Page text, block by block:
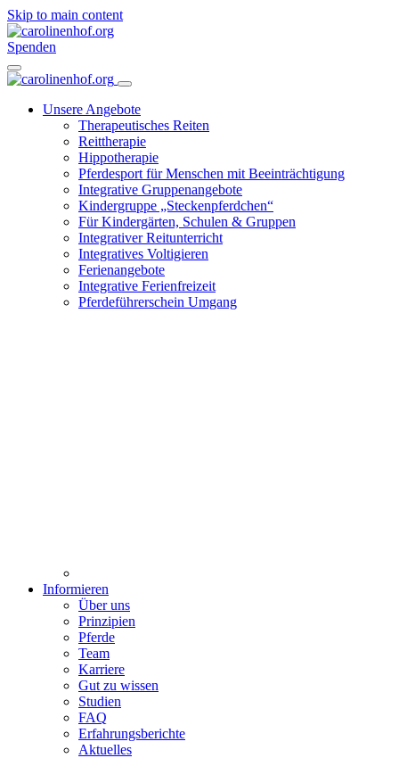
Skip to main content
Spenden
Unsere Angebote
Therapeutisches Reiten
Reittherapie
Hippotherapie
Pferdesport für Menschen mit Beeinträchtigung
Integrative Gruppenangebote
Kindergruppe „Steckenpferdchen“
Für Kindergärten, Schulen & Gruppen
Integrativer Reitunterricht
Integratives Voltigieren
Ferienangebote
Integrative Ferienfreizeit
Pferdeführerschein Umgang
Informieren
Über uns
Prinzipien
Pferde
Team
Karriere
Gut zu wissen
Studien
FAQ
Erfahrungsberichte
Aktuelles